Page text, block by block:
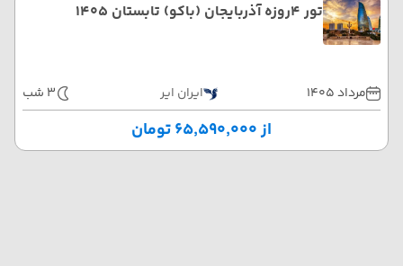
تور 4روزه آذربایجان (باکو) تابستان 1405
مرداد 1405 ایران ایر 3 شب
از ۶۵٬۵۹۰٬۰۰۰ تومان